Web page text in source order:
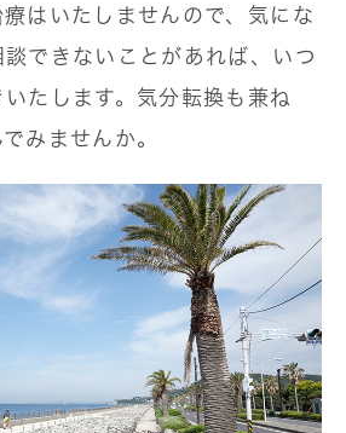
はいたしませんので、気にな
できないことがあれば、いつ
たします。気分転換も兼ね
みませんか。